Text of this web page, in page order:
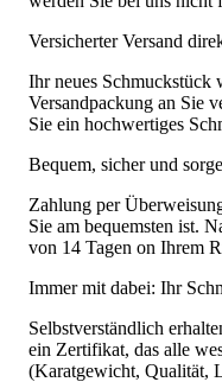
Versicherter Versand
Ihr neues
Versandpackung an Sie
Sie ein hochwertiges
Bequem, sicher und
Zahlung per
Sie am bequemsten ist.
von 14 Tagen on Ihrem
Immer mit dabei: Ihr
Selbstverständlich
ein Zertifikat, das alle
(Karatgewicht, Qualität,